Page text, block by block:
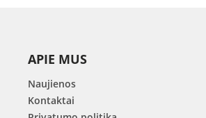
APIE MUS
Naujienos
Kontaktai